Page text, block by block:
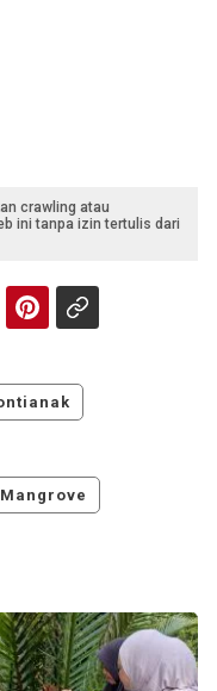
crawling atau
ini tanpa izin tertulis dari